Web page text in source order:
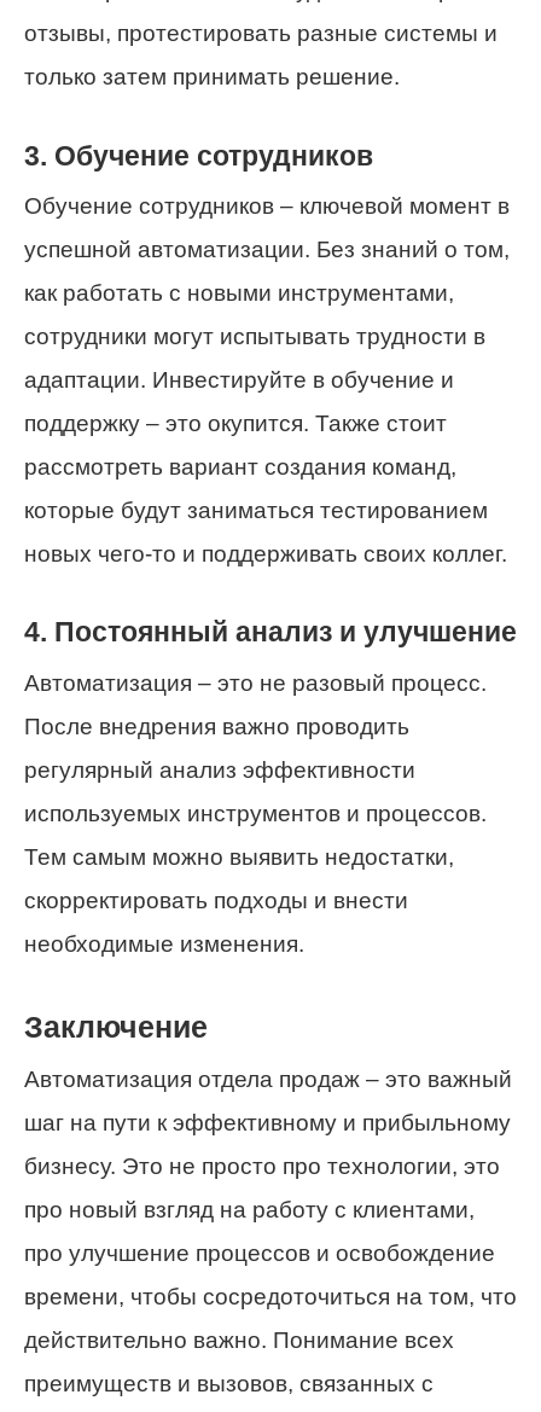
отзывы, протестировать разные системы и
только затем принимать решение.
3. Обучение сотрудников
Обучение сотрудников – ключевой момент в
успешной автоматизации. Без знаний о том,
как работать с новыми инструментами,
сотрудники могут испытывать трудности в
адаптации. Инвестируйте в обучение и
поддержку – это окупится. Также стоит
рассмотреть вариант создания команд,
которые будут заниматься тестированием
новых чего-то и поддерживать своих коллег.
4. Постоянный анализ и улучшение
Автоматизация – это не разовый процесс.
После внедрения важно проводить
регулярный анализ эффективности
используемых инструментов и процессов.
Тем самым можно выявить недостатки,
скорректировать подходы и внести
необходимые изменения.
Заключение
Автоматизация отдела продаж – это важный
шаг на пути к эффективному и прибыльному
бизнесу. Это не просто про технологии, это
про новый взгляд на работу с клиентами,
про улучшение процессов и освобождение
времени, чтобы сосредоточиться на том, что
действительно важно. Понимание всех
преимуществ и вызовов, связанных с